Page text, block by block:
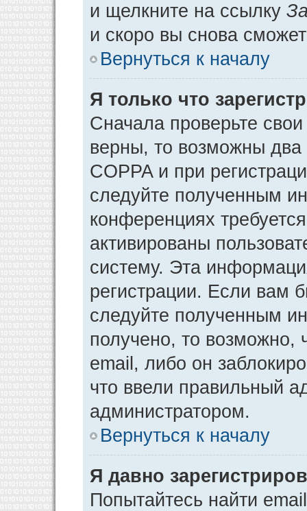
и щелкните на ссылку
и скоро вы снова
Вернуться к началу
Я только что
Сначала проверьте
верны, то возможны
COPPA и при
следуйте полученным
конференциях
активированы
систему. Эта
регистрации. Если вам
следуйте полученным
получено, то возможно,
email, либо он
что ввели правильный
администратором.
Вернуться к началу
Я давно
Попытайтесь найти